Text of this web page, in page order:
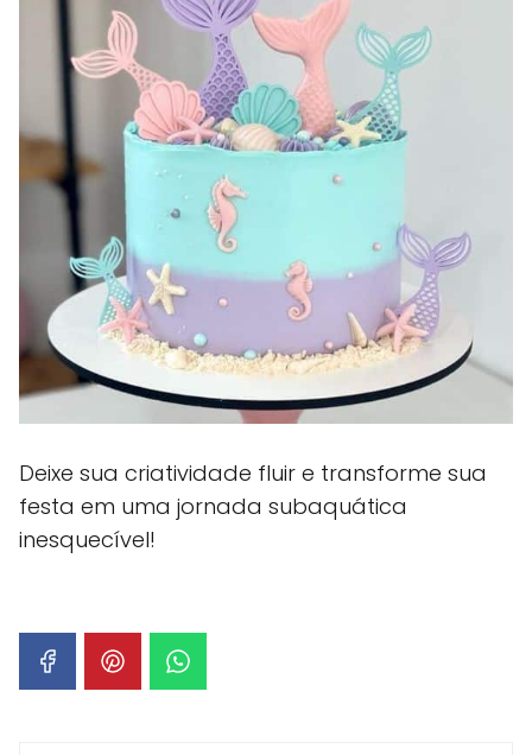
Deixe sua criatividade fluir e transforme sua
festa em uma jornada subaquática
inesquecível!